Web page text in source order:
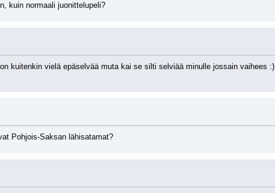
kuin normaali juonittelupeli?
kuitenkin vielä epäselvää muta kai se silti selviää minulle jossain vaihees :)
Pohjois-Saksan lähisatamat?